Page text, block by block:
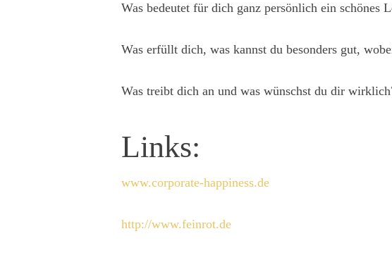
Was bedeutet für dich ganz persönlich ein schönes
Was erfüllt dich, was kannst du besonders gut,
Was treibt dich an und was wünschst du dir
Links:
www.corporate-happiness.de
http://www.feinrot.de